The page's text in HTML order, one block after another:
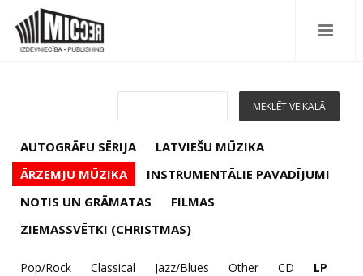
AUTOGRĀFU SĒRIJA
LATVIEŠU MŪZIKA
ĀRZEMJU MŪZIKA
INSTRUMENTĀLIE PAVADĪJUMI
NOTIS UN GRĀMATAS
FILMAS
ZIEMASSVĒTKI (CHRISTMAS)
Pop/Rock Classical Jazz/Blues Other CD
LP